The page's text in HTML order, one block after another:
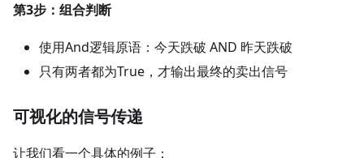
第3步：组合判断
使用And逻辑原语：今天跌破 AND 昨天跌破
只有两者都为True，才输出最终的卖出信号
可视化的信号传递
让我们看一个具体的例子：